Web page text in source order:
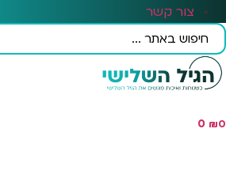
צור קשר
Search
...
₪0
0